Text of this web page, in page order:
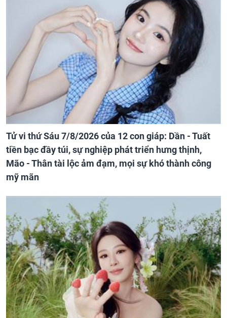
Tử vi thứ Sáu 7/8/2026 của 12 con giáp: Dần - Tuất
tiền bạc đầy túi, sự nghiệp phát triển hưng thịnh,
Mão - Thân tài lộc ảm đạm, mọi sự khó thành công
mỹ mãn